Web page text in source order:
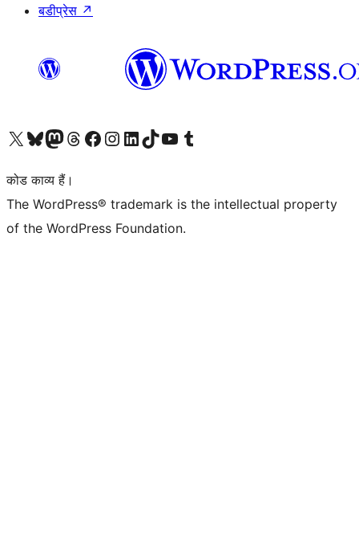
बडीप्रेस ↗
Visit our X (formerly Twitter) account
हमारे बलुस्की खाते पर जाएँVisit our Mastodon account
हमारे थ्रेड्स अकाउंट पर जाएंहमारे फेसबुक पेज पर जाएँहमारे इंस्टाग्राम अकाउंट पर जाएंहमारे लिंक्डइन खाते पर जाएँहमारे टिकटॉक खाते पर जाएँहमारे यूट्यूब चैनल पर जाएंहमारे Tumblr खाते पर जाएँ
कोड काव्य हैं।
The WordPress® trademark is the intellectual property
of the WordPress Foundation.